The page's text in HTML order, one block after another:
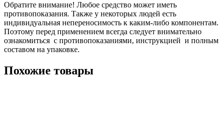
Обратите внимание! Любое средство может иметь
противопоказания. Также у некоторых людей есть
индивидуальная непереносимость к каким-либо компонентам.
Поэтому перед применением всегда следует внимательно
ознакомиться с противопоказаниями, инструкцией и полным
составом на упаковке.
Похожие товары